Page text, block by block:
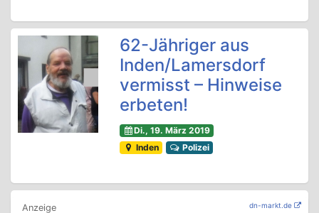
62-Jähriger aus
Inden/Lamersdorf
vermisst – Hinweise
erbeten!
Di., 19. März 2019
Inden
Polizei
dn-markt.de